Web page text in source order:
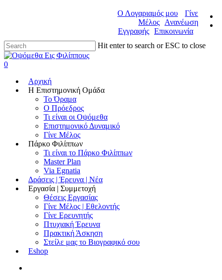
Ο Λογαριαμός μου
Γίνε
Μέλος
Ανανέωση
Εγγραφής Επικοινωνία
Hit enter to search or ESC to close
0
Αρχική
Η Επιστημονική Ομάδα
Το Όραμα
Ο Πρόεδρος
Τι είναι οι Οψόμεθα
Επιστημονικό Δυναμικό
Γίνε Μέλος
Πάρκο Φιλίππων
Τι είναι το Πάρκο Φιλίππων
Master Plan
Via Egnatia
Δράσεις | Έρευνα | Νέα
Εργασία | Συμμετοχή
Θέσεις Εργασίας
Γίνε Μέλος | Εθελοντής
Γίνε Ερευνητής
Πτυχιακή Έρευνα
Πρακτική Άσκηση
Στείλε μας το Βιογραφικό σου
Eshop